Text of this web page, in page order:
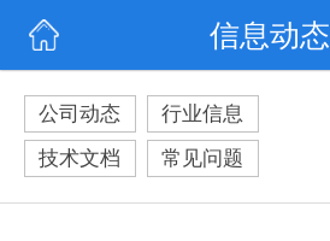
信息动态
公司动态
行业信息
技术文档
常见问题